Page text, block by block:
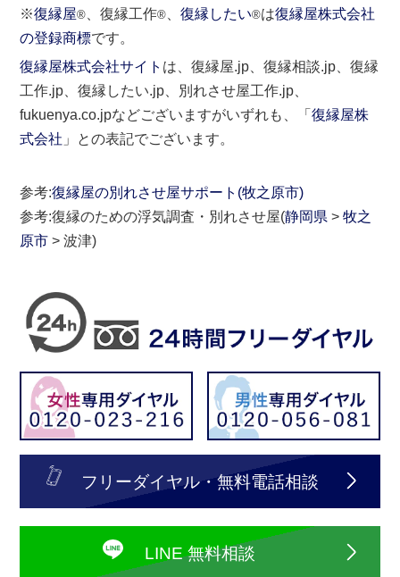
※復縁屋® 、復縁工作® 、復縁したい®は復縁屋株式会社
の登録商標です。
復縁屋株式会社サイト は、復縁屋.jp、復縁相談.jp、復縁
工作.jp、復縁したい.jp、別れさせ屋工作.jp、
fukuenya.co.jpなどございますがいずれも、「復縁屋株
式会社 」との表記でございます。
参考:復縁屋の別れさせ屋サポート(牧之原市)
参考:復縁のための浮気調査・別れさせ屋(静岡県 >牧之
原市 > 波津)
フリーダイヤル・無料電話相談
LINE 無料相談